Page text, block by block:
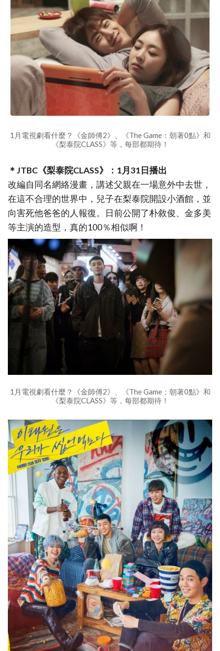
1月電視劇看什麼？《金師傅2》、《The Game：朝著0點》和
《梨泰院CLASS》等，每部都期待！
＊JTBC《梨泰院CLASS》：1月31日播出
改編自同名網絡漫畫，講述父親在一場意外中去世，
在這不合理的世界中，兒子在梨泰院開設小酒館，並
向害死他爸爸的人報復。日前公開了朴敘俊、金多美
等主演的造型，真的100％相似啊！
1月電視劇看什麼？《金師傅2》、《The Game：朝著0點》和
《梨泰院CLASS》等，每部都期待！